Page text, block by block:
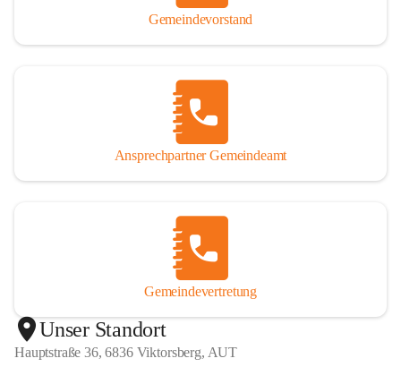
Gemeindevorstand
Ansprechpartner Gemeindeamt
Gemeindevertretung
Unser Standort
Hauptstraße 36, 6836 Viktorsberg, AUT